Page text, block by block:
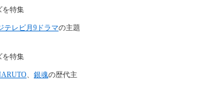
を特集
テレビ月9ドラマの主題
を特集
、 銀魂の歴代主